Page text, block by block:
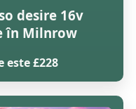
desire 16v
în Milnrow
este £228